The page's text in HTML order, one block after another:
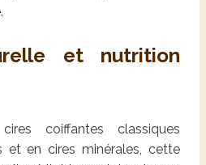
et nutrition
coiffantes classiques
et en cires minérales, cette